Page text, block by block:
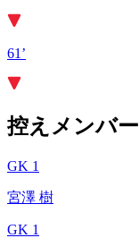
61’
控えメンバー
GK 1
宮澤 樹
GK 1